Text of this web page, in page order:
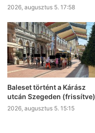
2026, augusztus 5. 17:58
Baleset történt a Kárász
utcán Szegeden (frissítve)
2026, augusztus 5. 15:15